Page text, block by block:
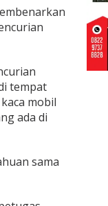
tempat
mobil
ada di
sama